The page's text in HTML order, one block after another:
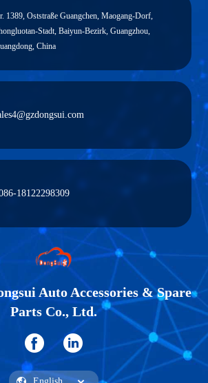
1389, Oststraße Guangchen, Maogang-Dorf,
Stadt, Baiyun-Bezirk, Guangzhou,
China
18122298309
Auto Accessories & Spare
Parts Co., Ltd.